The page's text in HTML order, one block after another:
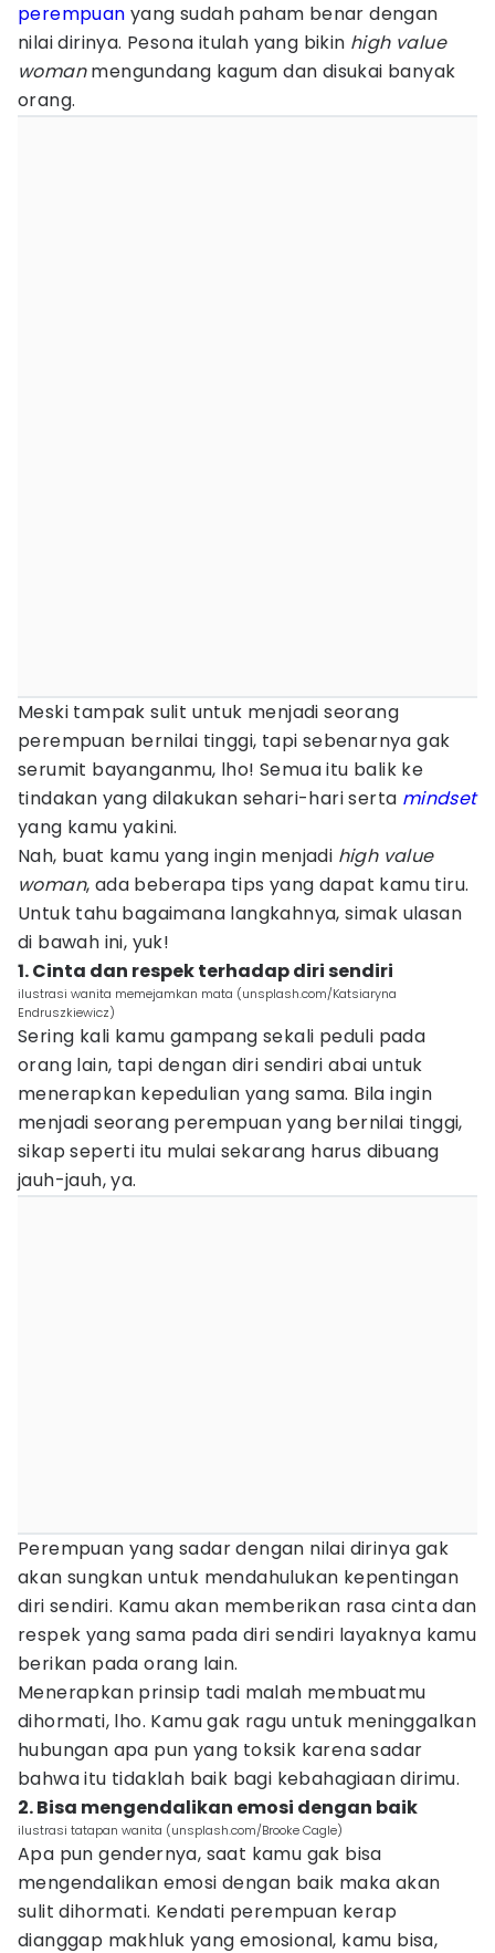
perempuan yang sudah paham benar dengan
nilai dirinya. Pesona itulah yang bikin high value
womanmengundang kagum dan disukai banyak
orang.
Meski tampak sulit untuk menjadi seorang
perempuan bernilai tinggi, tapi sebenarnya gak
serumit bayanganmu, lho! Semua itu balik ke
tindakan yang dilakukan sehari-hari serta mindset
yang kamu yakini.
Nah, buat kamu yang ingin menjadi high value
woman, ada beberapa tips yang dapat kamu tiru.
Untuk tahu bagaimana langkahnya, simak ulasan
di bawah ini, yuk!
1. Cinta dan respek terhadap diri sendiri
ilustrasi wanita memejamkan mata (unsplash.com/Katsiaryna
Endruszkiewicz)
Sering kali kamu gampang sekali peduli pada
orang lain, tapi dengan diri sendiri abai untuk
menerapkan kepedulian yang sama. Bila ingin
menjadi seorang perempuan yang bernilai tinggi,
sikap seperti itu mulai sekarang harus dibuang
jauh-jauh, ya.
Perempuan yang sadar dengan nilai dirinya gak
akan sungkan untuk mendahulukan kepentingan
diri sendiri. Kamu akan memberikan rasa cinta dan
respek yang sama pada diri sendiri layaknya kamu
berikan pada orang lain.
Menerapkan prinsip tadi malah membuatmu
dihormati, lho. Kamu gak ragu untuk meninggalkan
hubungan apa pun yang toksik karena sadar
bahwa itu tidaklah baik bagi kebahagiaan dirimu.
2. Bisa mengendalikan emosi dengan baik
ilustrasi tatapan wanita (unsplash.com/Brooke Cagle)
Apa pun gendernya, saat kamu gak bisa
mengendalikan emosi dengan baik maka akan
sulit dihormati. Kendati perempuan kerap
dianggap makhluk yang emosional, kamu bisa,